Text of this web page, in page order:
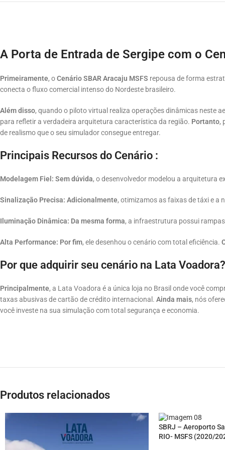
A Porta de Entrada de Sergipe com o
Primeiramente, oCenário SBAR Aracaju MSFS repousa de forma
conecta o fluxo comercial intenso do Nordeste brasileiro.
Além disso, quando o piloto virtual realiza operações dinâmicas neste
para refletir a verdadeira arquitetura característica da região. Portanto,
de realismo que o seu simulador consegue entregar.
Principais Recursos do Cenário :
Modelagem Fiel: Sem dúvida, o desenvolvedor modelou a arquitetura
Sinalização Precisa: Adicionalmente, otimizamos as faixas de táxi e a
Iluminação Dinâmica: Da mesma forma, a infraestrutura possui
Alta Performance: Por fim, ele desenhou o cenário com total eficiência.
Por que adquirir seu cenário na Lata Voadora?
Principalmente, a Lata Voadora é a única loja no Brasil onde você
taxas abusivas de cartão de crédito internacional. Ainda mais, nós
você investe na sua simulação com total segurança e economia.
Produtos relacionados
SBRJ – Aeroporto
RIO- MSFS (2020/